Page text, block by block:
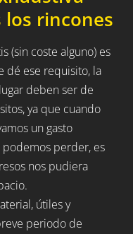
rincones
(sin coste alguno) es
dé ese requisito, la
deben ser de
ya que cuando
un gasto
perder, es
nos pudiera
útiles y
periodo de